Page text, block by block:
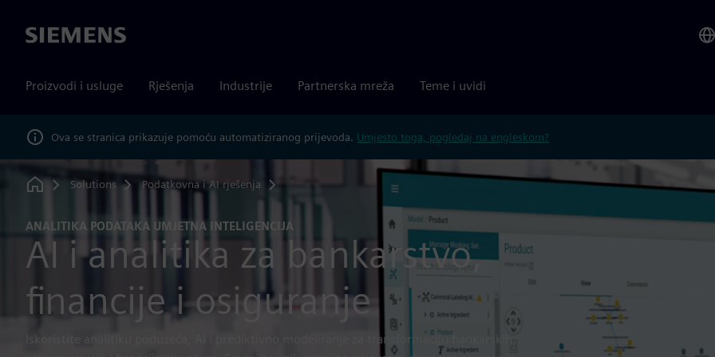
Siemens
Proizvodi i usluge Rješenja Industrije Partnerska mreža Teme i uvidi
Ova se stranica prikazuje pomoću automatiziranog prijevoda. Umjesto toga, pogledaj na engleskom?
Home
Solutions Podatkovna i AI rješenja
ANALITIKA PODATAKA UMJETNA INTELIGENCIJA
AI i analitika za bankarstvo,
financije i osiguranje
Iskoristite analitiku poduzeća, AI i prediktivno modeliranje za transformaciju bankarskih,